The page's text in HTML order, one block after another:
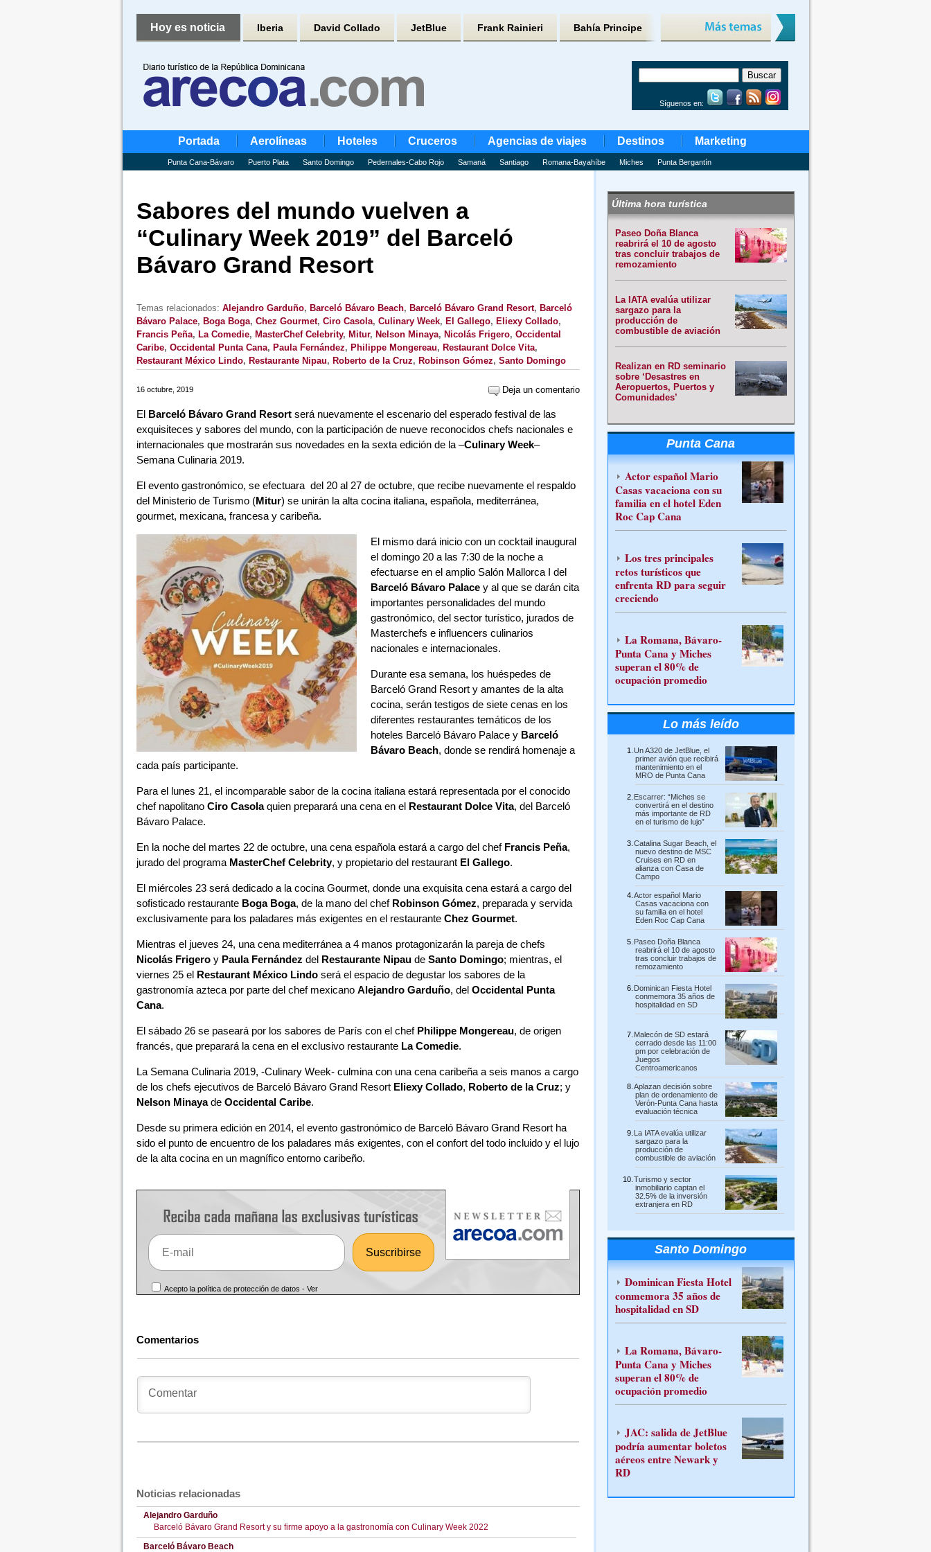
Hoy es noticia Iberia David Collado JetBlue Frank Rainieri Bahía Principe
Síguenos en:
Portada Aerolíneas Hoteles Cruceros Agencias de viajes Destinos Marketing
Punta Cana-Bávaro Puerto Plata Santo Domingo Pedernales-Cabo Rojo Samaná Santiago Romana-Bayahíbe Miches Punta Bergantín
Sabores del mundo vuelven a
“Culinary Week 2019” del Barceló
Bávaro Grand Resort
Temas relacionados: Alejandro Garduño, Barceló Bávaro Beach, Barceló Bávaro Grand Resort, Barceló
Bávaro Palace, Boga Boga, Chez Gourmet, Ciro Casola, Culinary Week, El Gallego, Eliexy Collado,
Francis Peña, La Comedie, MasterChef Celebrity, Mitur, Nelson Minaya, Nicolás Frigero, Occidental
Caribe, Occidental Punta Cana, Paula Fernández, Philippe Mongereau, Restaurant Dolce Vita,
Restaurant México Lindo, Restaurante Nipau, Roberto de la Cruz, Robinson Gómez, Santo Domingo
16 octubre, 2019 Deja un comentario
El Barceló Bávaro Grand Resortserá nuevamente el escenario del esperado festival de las
exquisiteces y sabores del mundo, con la participación de nueve reconocidos chefs nacionales e
internacionales que mostrarán sus novedades en la sexta edición de la –Culinary Week–
Semana Culinaria 2019.
El evento gastronómico, se efectuara del 20 al 27 de octubre, que recibe nuevamente el respaldo
del Ministerio de Turismo (Mitur) se unirán la alta cocina italiana, española, mediterránea,
gourmet, mexicana, francesa y caribeña.
El mismo dará inicio con un cocktail inaugural
el domingo 20 a las 7:30 de la noche a
efectuarse en el amplio Salón Mallorca I del
Barceló Bávaro Palacey al que se darán cita
importantes personalidades del mundo
gastronómico, del sector turístico, jurados de
Masterchefs e influencers culinarios
nacionales e internacionales.
Durante esa semana, los huéspedes de
Barceló Grand Resort y amantes de la alta
cocina, serán testigos de siete cenas en los
diferentes restaurantes temáticos de los
hoteles Barceló Bávaro Palace y Barceló
Bávaro Beach, donde se rendirá homenaje a
cada país participante.
Para el lunes 21, el incomparable sabor de la cocina italiana estará representada por el conocido
chef napolitano Ciro Casolaquien preparará una cena en el Restaurant Dolce Vita, del Barceló
Bávaro Palace.
En la noche del martes 22 de octubre, una cena española estará a cargo del chef Francis Peña,
jurado del programa MasterChef Celebrity, y propietario del restaurant El Gallego.
El miércoles 23 será dedicado a la cocina Gourmet, donde una exquisita cena estará a cargo del
sofisticado restaurante Boga Boga, de la mano del chef Robinson Gómez, preparada y servida
exclusivamente para los paladares más exigentes en el restaurante Chez Gourmet.
Mientras el jueves 24, una cena mediterránea a 4 manos protagonizarán la pareja de chefs
Nicolás Frigeroy Paula Fernández del Restaurante Nipaude Santo Domingo; mientras, el
viernes 25 el Restaurant México Lindoserá el espacio de degustar los sabores de la
gastronomía azteca por parte del chef mexicano Alejandro Garduño, del Occidental Punta
Cana.
El sábado 26 se paseará por los sabores de París con el chef Philippe Mongereau, de origen
francés, que preparará la cena en el exclusivo restaurante La Comedie.
La Semana Culinaria 2019, -Culinary Week- culmina con una cena caribeña a seis manos a cargo
de los chefs ejecutivos de Barceló Bávaro Grand Resort Eliexy Collado, Roberto de la Cruz; y
Nelson Minayade Occidental Caribe.
Desde su primera edición en 2014, el evento gastronómico de Barceló Bávaro Grand Resort ha
sido el punto de encuentro de los paladares más exigentes, con el confort del todo incluido y el lujo
de la alta cocina en un magnífico entorno caribeño.
Acepto la política de protección de datos -Ver
Comentarios
Noticias relacionadas
Alejandro Garduño
Barceló Bávaro Grand Resort y su firme apoyo a la gastronomía con Culinary Week 2022
Barceló Bávaro Beach
Última hora turística
Paseo Doña Blanca
reabrirá el 10 de agosto
tras concluir trabajos de
remozamiento
La IATA evalúa utilizar
sargazo para la
producción de
combustible de aviación
Realizan en RD seminario
sobre ‘Desastres en
Aeropuertos, Puertos y
Comunidades’
Punta Cana
Actor español Mario
Casas vacaciona con su
familia en el hotel Eden
Roc Cap Cana
Los tres principales
retos turísticos que
enfrenta RD para seguir
creciendo
La Romana, Bávaro-
Punta Cana y Miches
superan el 80% de
ocupación promedio
Lo más leído
Un A320 de JetBlue, el
primer avión que recibirá
mantenimiento en el
MRO de Punta Cana
Escarrer: “Miches se
convertirá en el destino
más importante de RD
en el turismo de lujo”
Catalina Sugar Beach, el
nuevo destino de MSC
Cruises en RD en
alianza con Casa de
Campo
Actor español Mario
Casas vacaciona con
su familia en el hotel
Eden Roc Cap Cana
Paseo Doña Blanca
reabrirá el 10 de agosto
tras concluir trabajos de
remozamiento
Dominican Fiesta Hotel
conmemora 35 años de
hospitalidad en SD
Malecón de SD estará
cerrado desde las 11:00
pm por celebración de
Juegos
Centroamericanos
Aplazan decisión sobre
plan de ordenamiento de
Verón-Punta Cana hasta
evaluación técnica
La IATA evalúa utilizar
sargazo para la
producción de
combustible de aviación
Turismo y sector
inmobiliario captan el
32.5% de la inversión
extranjera en RD
Santo Domingo
Dominican Fiesta Hotel
conmemora 35 años de
hospitalidad en SD
La Romana, Bávaro-
Punta Cana y Miches
superan el 80% de
ocupación promedio
JAC: salida de JetBlue
podría aumentar boletos
aéreos entre Newark y
RD